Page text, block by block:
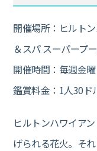
開催場所：ヒルト
＆スパ スーパープ
開催時間：毎週金
鑑賞料金：1人30ド
ヒルトンハワイア
げられる花火。そ